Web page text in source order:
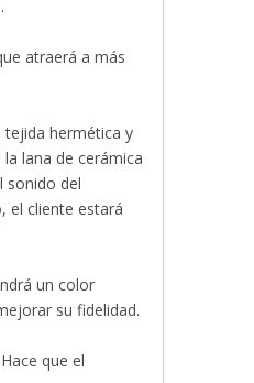
atraerá a más
tejida hermética y
lana de cerámica
sonido del
el cliente estará
un color
su fidelidad.
que el